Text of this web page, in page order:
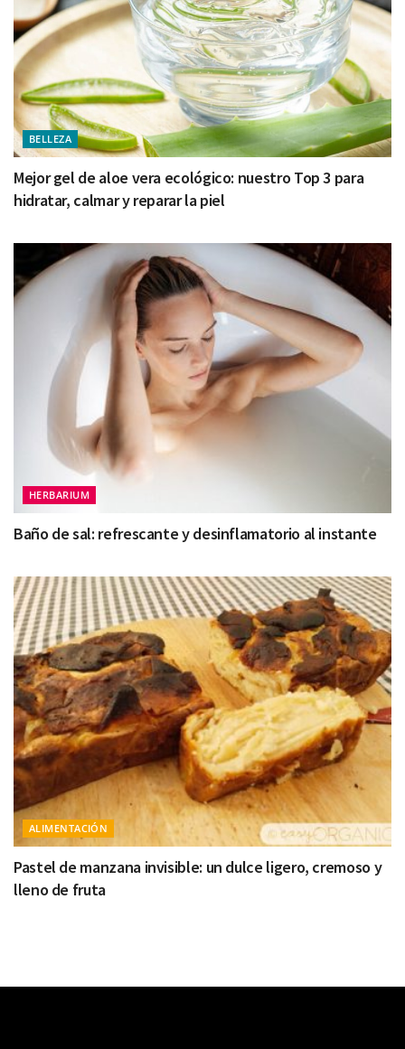
BELLEZA
Mejor gel de aloe vera ecológico: nuestro Top 3 para
hidratar, calmar y reparar la piel
HERBARIUM
Baño de sal: refrescante y desinflamatorio al instante
ALIMENTACIÓN
Pastel de manzana invisible: un dulce ligero, cremoso y
lleno de fruta